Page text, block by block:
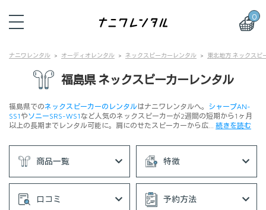
0
ナニワレンタル オーディオレンタル ネックスピーカーレンタル 東北地方 ネックスピ
福島県 ネックスピーカーレンタル
福島県でのネックスピーカーのレンタルはナニワレンタルへ。 シャープAN-
SS1やソニーSRS-WS1 など人気のネックスピーカーが2週間の短期から1ヶ月
以上の長期までレンタル可能に。肩にのせたスピーカーから広… 続きを読む
商品一覧 特徴
口コミ 予約方法